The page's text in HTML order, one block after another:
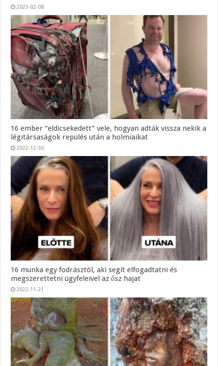
2023-02-08
16 ember “eldicsekedett” vele, hogyan adták vissza nekik a
légitársaságok repülés után a holmiaikat
2022-12-30
16 munka egy fodrásztól, aki segít elfogadtatni és
megszerettetni ügyfeleivel az ősz hajat
2022-11-21